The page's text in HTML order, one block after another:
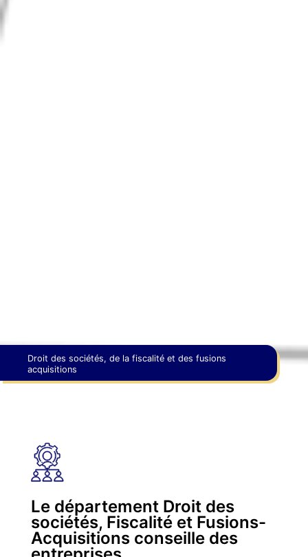
Droit des sociétés, de la fiscalité et des fusions
acquisitions
Le département Droit des
sociétés, Fiscalité et Fusions-
Acquisitions conseille des